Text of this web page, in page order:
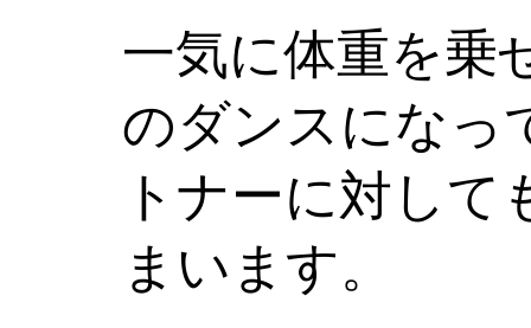
一気に体重を乗
のダンスになっ
トナーに対し
まいます。